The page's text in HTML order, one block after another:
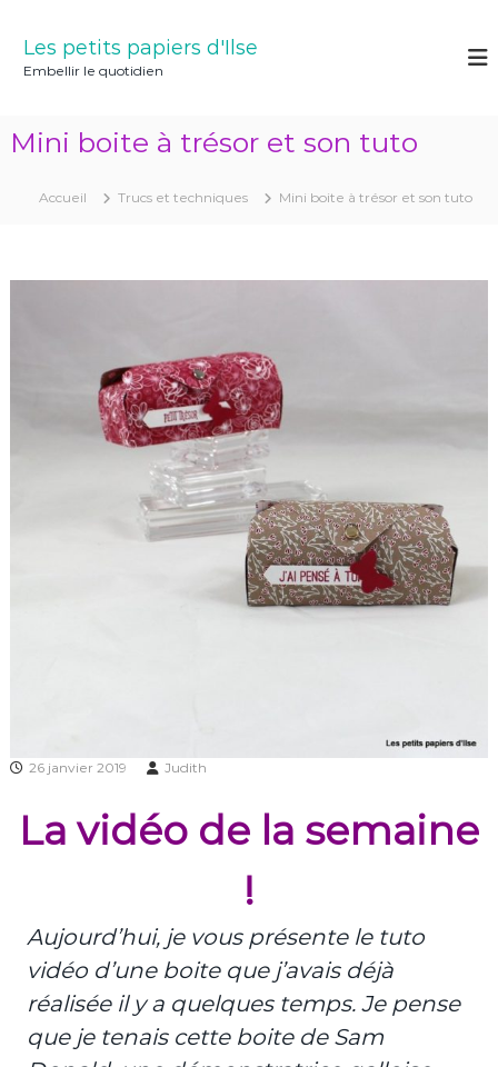
Les petits papiers d'Ilse
Embellir le quotidien
Mini boite à trésor et son tuto
Accueil Trucs et techniques Mini boite à trésor et son tuto
26 janvier 2019 Judith
La vidéo de la semaine
!
Aujourd’hui, je vous présente le tuto
vidéo d’une boite que j’avais déjà
réalisée il y a quelques temps. Je pense
que je tenais cette boite de Sam